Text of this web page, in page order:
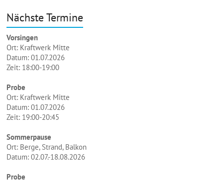
Nächste Termine
Vorsingen
Ort: Kraftwerk Mitte
Datum: 01.07.2026
Zeit: 18:00-19:00
Probe
Ort: Kraftwerk Mitte
Datum: 01.07.2026
Zeit: 19:00-20:45
Sommerpause
Ort: Berge, Strand, Balkon
Datum: 02.07.-18.08.2026
Probe